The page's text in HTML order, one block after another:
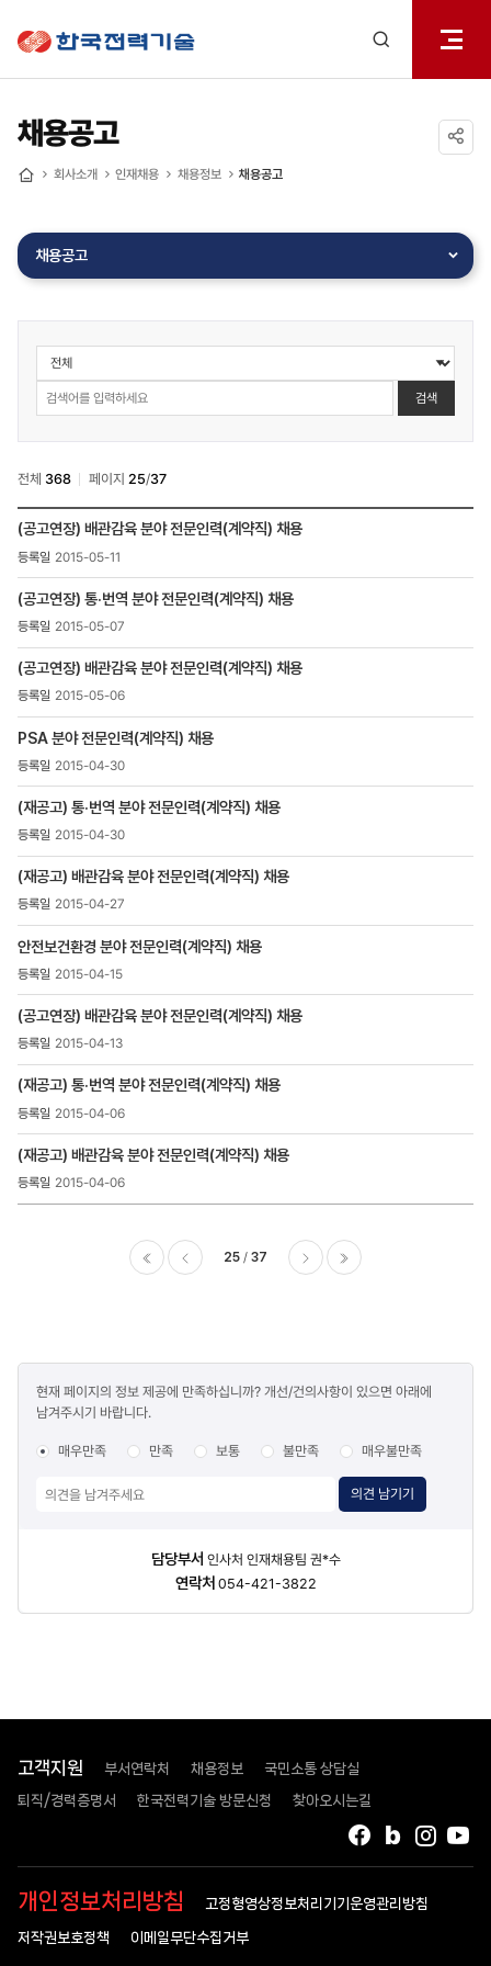
열기
채용공고
회사소개 인재채용 채용정보 채용공고
채용공고
인재채용
>
채용정보
>
채용공고
검색
전체 368 페이지 25/37
인재채용
>
채용정보
>
채용공고
목록
번호,
등록일
첨부파일
,
조회수
(공고연장) 배관감육 분야 전문인력(계약직) 채용
2015-05-11
(공고연장) 통·번역 분야 전문인력(계약직) 채용
2015-05-07
(공고연장) 배관감육 분야 전문인력(계약직) 채용
2015-05-06
PSA 분야 전문인력(계약직) 채용
2015-04-30
(재공고) 통·번역 분야 전문인력(계약직) 채용
2015-04-30
(재공고) 배관감육 분야 전문인력(계약직) 채용
2015-04-27
안전보건환경 분야 전문인력(계약직) 채용
2015-04-15
(공고연장) 배관감육 분야 전문인력(계약직) 채용
2015-04-13
(재공고) 통·번역 분야 전문인력(계약직) 채용
2015-04-06
(재공고) 배관감육 분야 전문인력(계약직) 채용
2015-04-06
25 37
만족도
조사
현재 페이지의 정보 제공에 만족하십니까? 개선/건의사항이 있으면 아래에
남겨주시기 바랍니다.
매우만족 만족 보통 불만족 매우불만족
의견 남기기
담당부서 인사처 인재채용팀 권*수
연락처 054-421-3822
고객지원 부서연락처 채용정보 국민소통 상담실
퇴직/경력증명서 한국전력기술 방문신청 찾아오시는길
인스
블로그
페이스북
개인정보처리방침 고정형영상정보처리기기운영관리방침
저작권보호정책 이메일무단수집거부